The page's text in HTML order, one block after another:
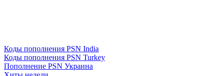
Коды пополнения PSN India
Коды пополнения PSN Turkey
Пополнение PSN Украина